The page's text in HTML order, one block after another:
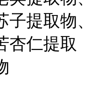
提取物、
杏仁提取